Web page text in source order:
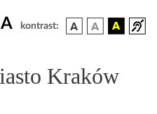
A kontrast:
Kraków